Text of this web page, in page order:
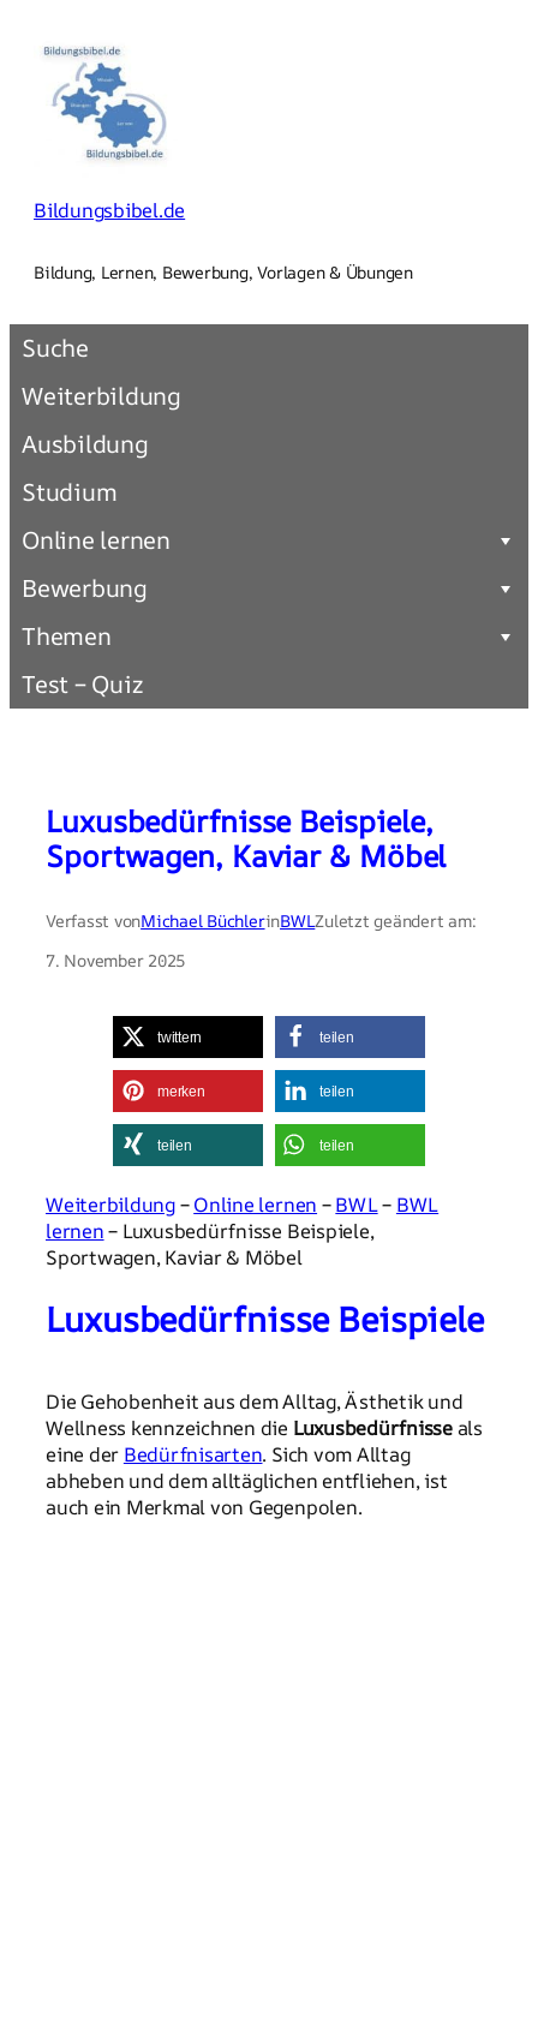
Inhalt
springen
Bildungsbibel.de
Bildung, Lernen, Bewerbung, Vorlagen & Übungen
Suche
Weiterbildung
Ausbildung
Studium
Online lernen
Bewerbung
Themen
Test – Quiz
Luxusbedürfnisse Beispiele,
Sportwagen, Kaviar & Möbel
Verfasst vonMichael BüchlerinBWLZuletzt geändert am:
7. November 2025
twittern teilen
merken teilen
teilen teilen
Weiterbildung–Online lernen –BWL– BWL
lernen– Luxusbedürfnisse Beispiele,
Sportwagen, Kaviar & Möbel
Luxusbedürfnisse Beispiele
Die Gehobenheit aus dem Alltag, Ästhetik und
Wellness kennzeichnen die Luxusbedürfnisseals
eine der Bedürfnisarten. Sich vom Alltag
abheben und dem alltäglichen entfliehen, ist
auch ein Merkmal von Gegenpolen.